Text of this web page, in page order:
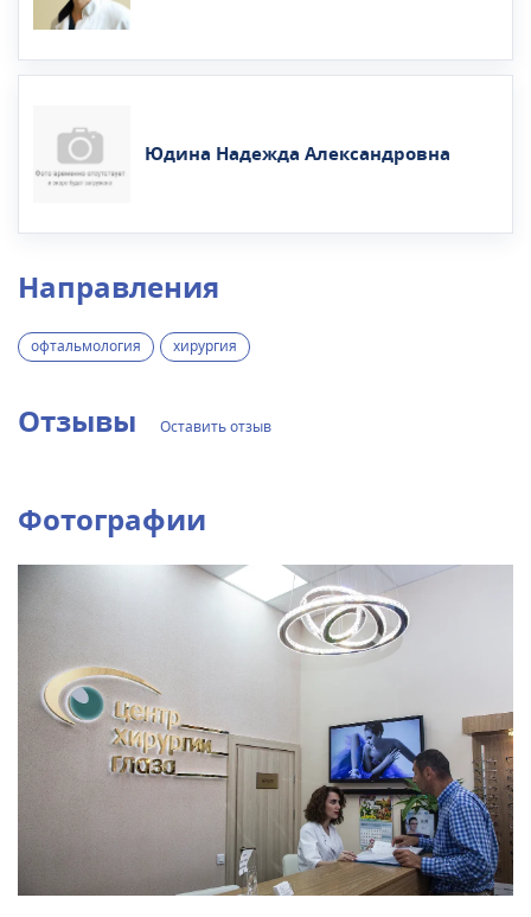
Юдина Надежда Александровна
Направления
офтальмология хирургия
Отзывы Оставить отзыв
Фотографии